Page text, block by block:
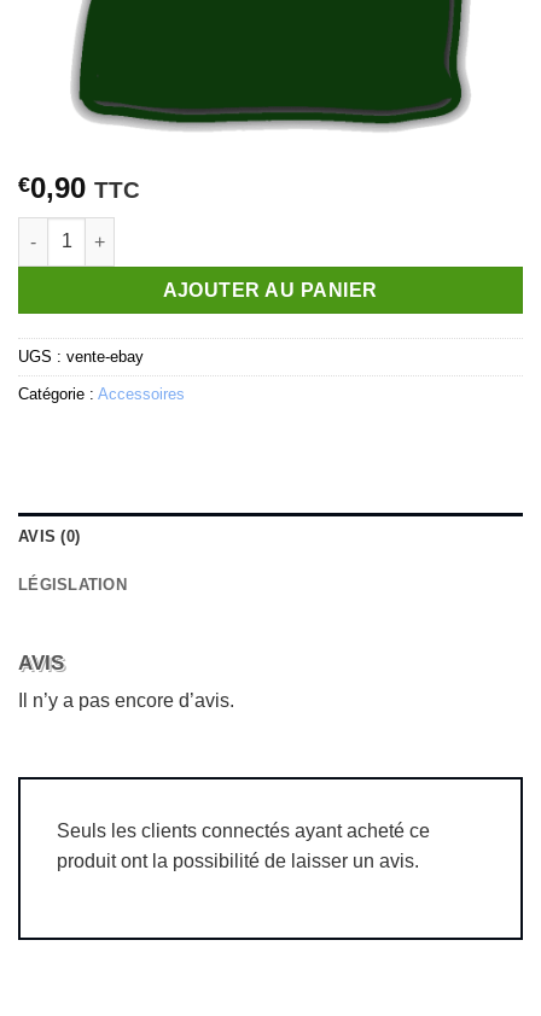
€0,90 TTC
quantité de Vente Ebay
AJOUTER AU PANIER
UGS : vente-ebay
Catégorie : Accessoires
AVIS (0)
LÉGISLATION
AVIS
Il n’y a pas encore d’avis.
Seuls les clients connectés ayant acheté ce
produit ont la possibilité de laisser un avis.